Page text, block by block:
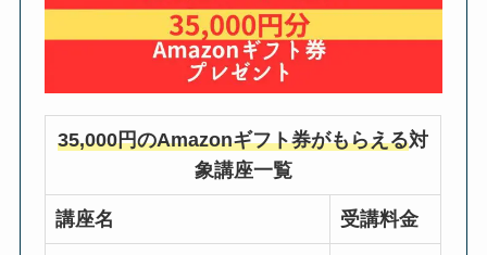
35,000円のAmazonギフト券がもらえる対
象講座一覧
講座名 受講料金